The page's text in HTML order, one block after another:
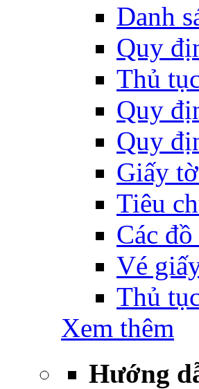
Danh
Quy
Thủ
Quy
Quy
Giấy
Tiêu
Các
Vé
Thủ
Xem thêm
Hướng